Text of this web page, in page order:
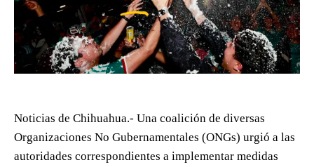
Noticias de Chihuahua.- Una coalición de diversas
Organizaciones No Gubernamentales (ONGs) urgió a las
autoridades correspondientes a implementar medidas